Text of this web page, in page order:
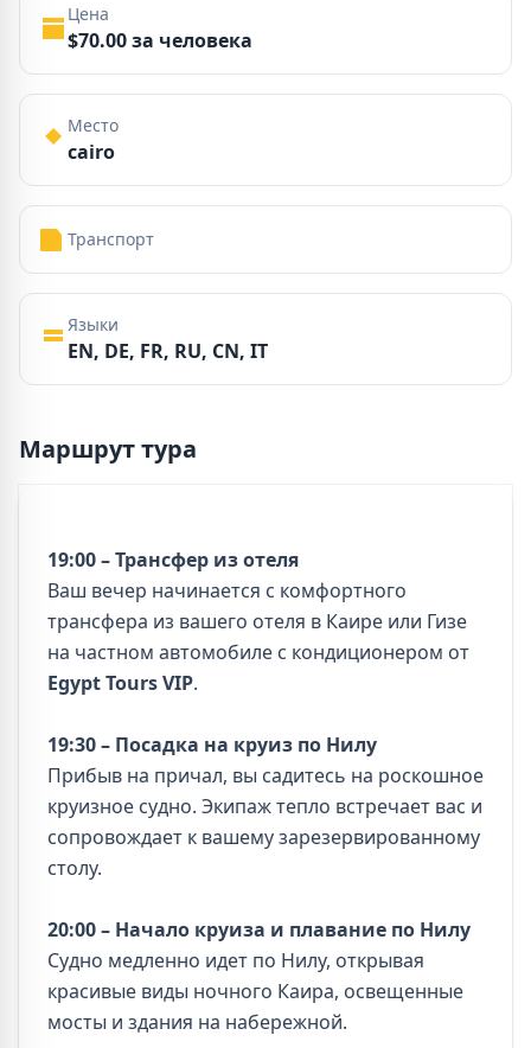
Цена
$70.00 за человека
Место
cairo
Транспорт
Языки
EN, DE, FR, RU, CN, IT
Маршрут тура
19:00 – Трансфер из отеля
Ваш вечер начинается с комфортного
трансфера из вашего отеля в Каире или Гизе
на частном автомобиле с кондиционером от
Egypt Tours VIP.
19:30 – Посадка на круиз по Нилу
Прибыв на причал, вы садитесь на роскошное
круизное судно. Экипаж тепло встречает вас и
сопровождает к вашему зарезервированному
столу.
20:00 – Начало круиза и плавание по Нилу
Судно медленно идет по Нилу, открывая
красивые виды ночного Каира, освещенные
мосты и здания на набережной.